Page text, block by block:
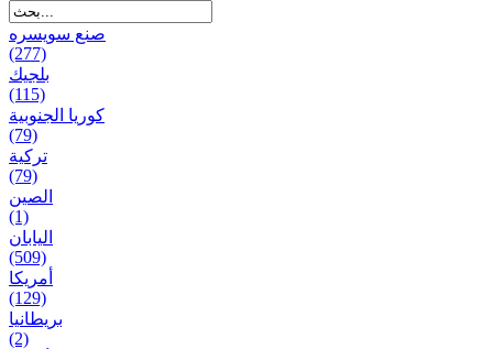
صنع سویسره
(277)
بلجيك
(115)
كوريا الجنوبية
(79)
تركية
(79)
الصين
(1)
اليابان
(509)
أمريكا
(129)
بریطانیا
(2)